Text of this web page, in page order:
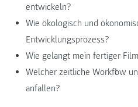
entwickeln?
Wie ökologisch und
Entwicklungsprozess?
Wie gelangt mein fertiger
Welcher zeitliche Workflow
anfallen?